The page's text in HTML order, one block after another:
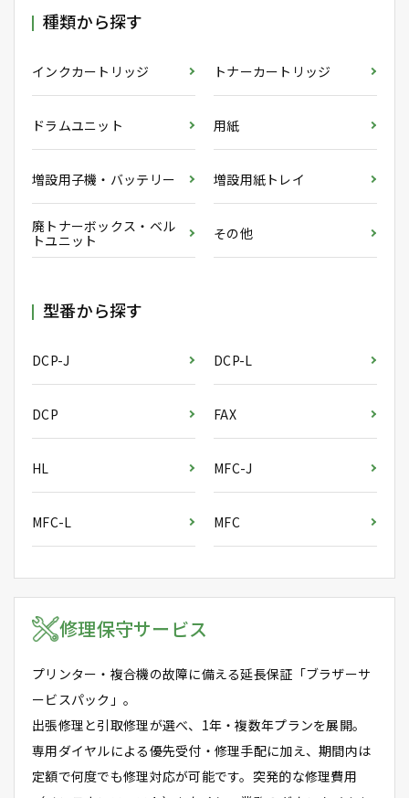
種類から探す
インクカートリッジ トナーカートリッジ
ドラムユニット 用紙
増設用子機・バッテリー 増設用紙トレイ
廃トナーボックス・ベル
トユニット
その他
型番から探す
DCP-J DCP-L
DCP FAX
HL MFC-J
MFC-L MFC
修理保守サービス
プリンター・複合機の故障に備える延長保証「ブラザーサ
ービスパック」。
出張修理と引取修理が選べ、1年・複数年プランを展開。
専用ダイヤルによる優先受付・修理手配に加え、期間内は
定額で何度でも修理対応が可能です。突発的な修理費用